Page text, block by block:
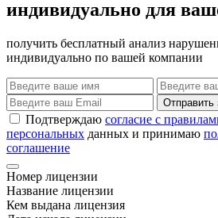
индивидуально для
получить бесплатный анализ
индивидуально по вашей компании
Отправить
Подтверждаю согласие с
персональных данных и принимаю
соглашение
Номер лицензии
Название лицензии
Кем выдана лицензия